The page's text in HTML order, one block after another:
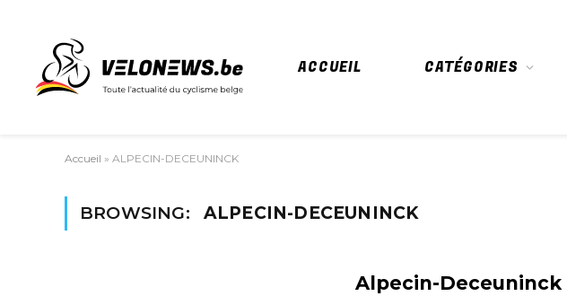
ACCUEIL CATÉGORIES
Accueil » ALPECIN-DECEUNINCK
BROWSING: ALPECIN-DECEUNINCK
Alpecin-Deceuninck